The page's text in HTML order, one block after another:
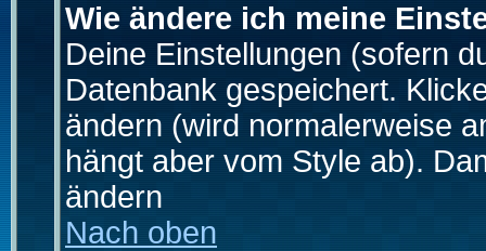
Wie ändere ich meine
Deine Einstellungen (sofern
Datenbank gespeichert.
ändern (wird normalerweise
hängt aber vom Style ab).
ändern
Nach oben